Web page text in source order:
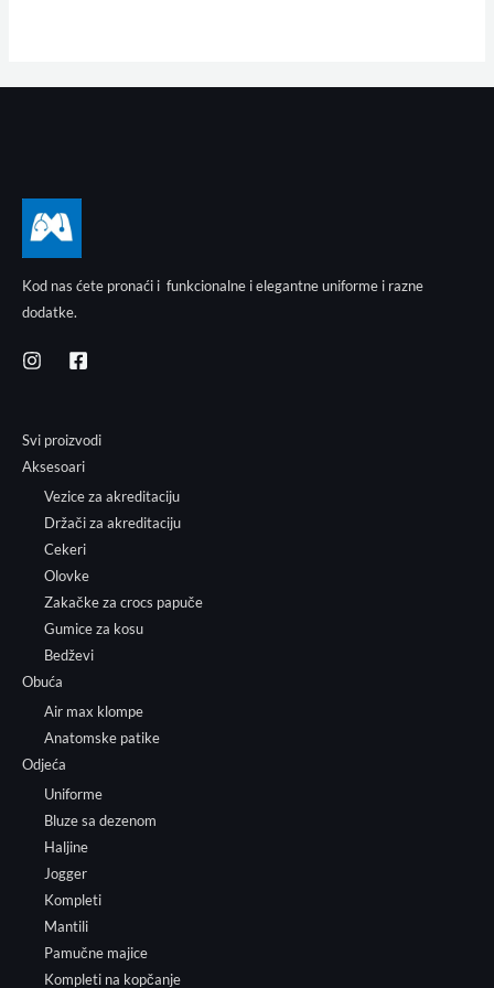
Kod nas ćete pronaći i funkcionalne i elegantne uniforme i razne
dodatke.
Svi proizvodi
Aksesoari
Vezice za akreditaciju
Držači za akreditaciju
Cekeri
Olovke
Zakačke za crocs papuče
Gumice za kosu
Bedževi
Obuća
Air max klompe
Anatomske patike
Odjeća
Uniforme
Bluze sa dezenom
Haljine
Jogger
Kompleti
Mantili
Pamučne majice
Kompleti na kopčanje